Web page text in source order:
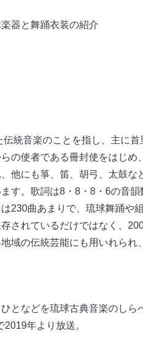
器と舞踊衣装の紹介
統音楽のことを指し、主に首
の使者である冊封使をはじめ
他にも箏、笛、胡弓、太鼓な
す。歌詞は8・8・8・6の音韻
230曲あまりで、琉球舞踊や
されているだけではなく、
域の伝統芸能にも用いれられ
となどを琉球古典音楽のしら
年より放送。